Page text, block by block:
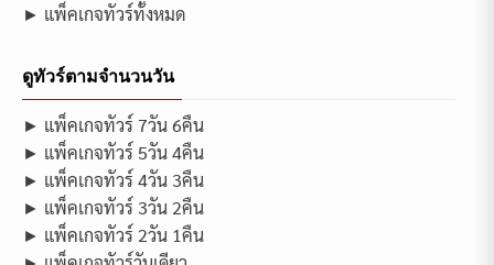
► แพ็คเกจทัวร์ทั้งหมด
ดูทัวร์ตามจำนวนวัน
► แพ็คเกจทัวร์ 7วัน 6คืน
► แพ็คเกจทัวร์ 5วัน 4คืน
► แพ็คเกจทัวร์ 4วัน 3คืน
► แพ็คเกจทัวร์ 3วัน 2คืน
► แพ็คเกจทัวร์ 2วัน 1คืน